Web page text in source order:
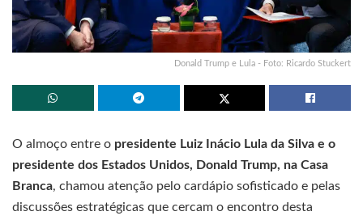
Donald Trump e Lula - Foto: Ricardo Stuckert
O almoço entre o presidente Luiz Inácio Lula da Silva e o
presidente dos Estados Unidos, Donald Trump, na Casa
Branca, chamou atenção pelo cardápio sofisticado e pelas
discussões estratégicas que cercam o encontro desta